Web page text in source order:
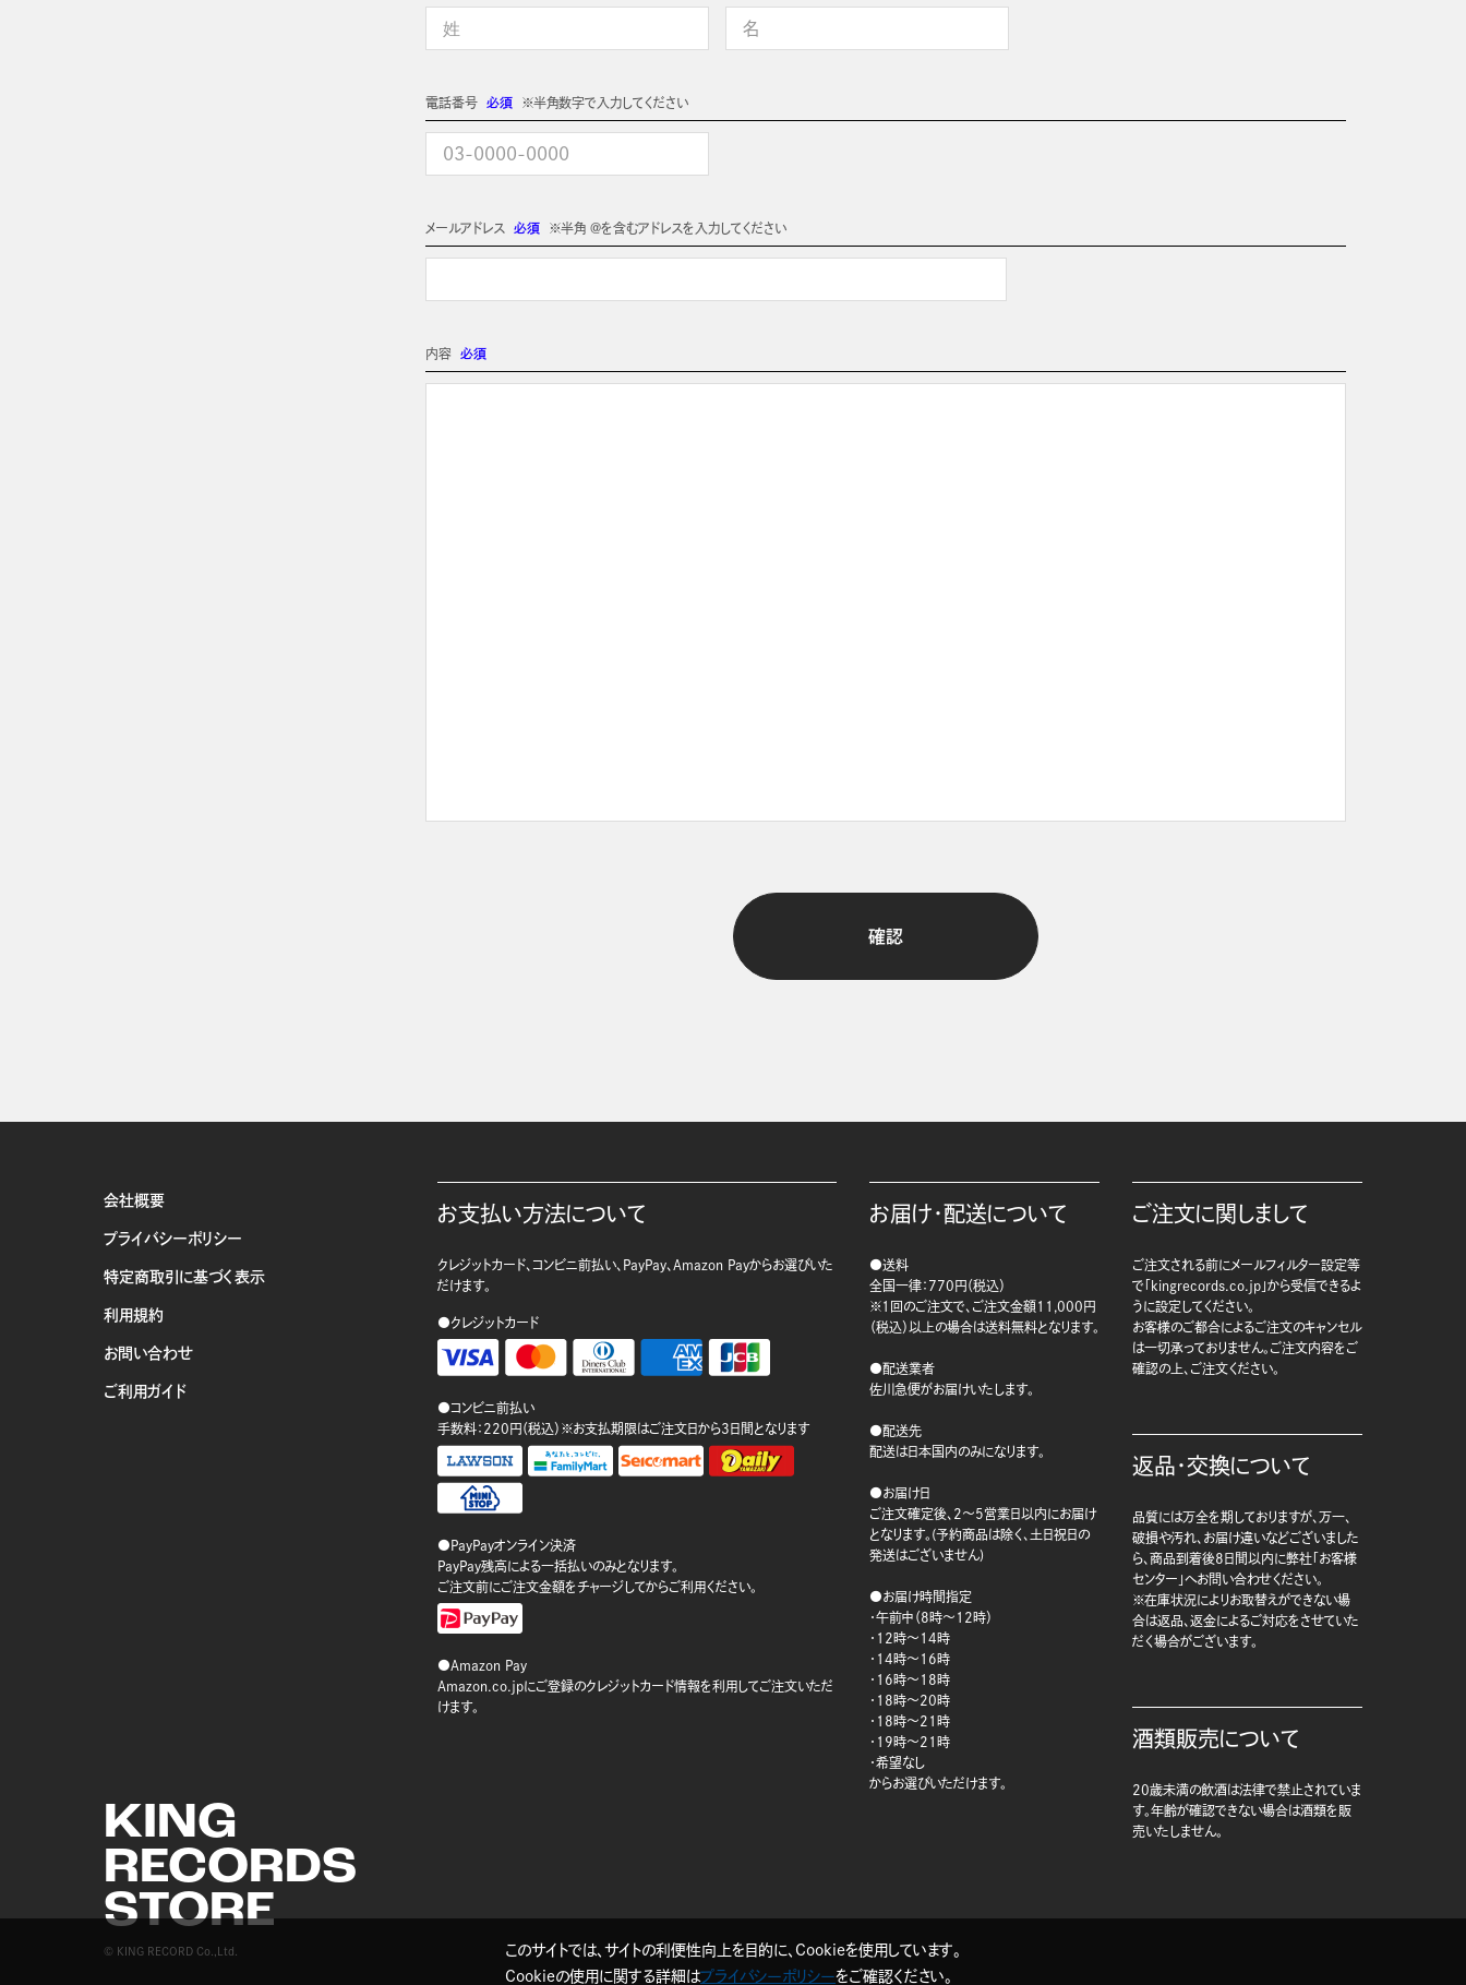
電話番号 必須 ※半角数字で入力してください
メールアドレス 必須 ※半角 @を含むアドレスを入力してください
内容 必須
会社概要
プライバシーポリシー
特定商取引に基づく表示
利用規約
お問い合わせ
ご利用ガイド
KING
RECORDS
STORE
© KING RECORD Co.,Ltd.
お支払い方法について
クレジットカード、コンビニ前払い、PayPay、Amazon Payからお選びいた
だけます。
●クレジットカード
●コンビニ前払い
手数料：220円（税込）※お支払期限はご注文日から3日間となります
●PayPayオンライン決済
PayPay残高による一括払いのみとなります。
ご注文前にご注文金額をチャージしてからご利用ください。
●Amazon Pay
Amazon.co.jpにご登録のクレジットカード情報を利用してご注文いただ
けます。
お届け・配送について
●送料
全国一律：770円（税込）
※1回のご注文で、ご注文金額11,000円
（税込）以上の場合は送料無料となります。
●配送業者
佐川急便がお届けいたします。
●配送先
配送は日本国内のみになります。
●お届け日
ご注文確定後、2～5営業日以内にお届け
となります。(予約商品は除く、土日祝日の
発送はございません)
●お届け時間指定
・午前中（8時～12時）
・12時～14時
・14時～16時
・16時～18時
・18時～20時
・18時～21時
・19時～21時
・希望なし
からお選びいただけます。
ご注文に関しまして
ご注文される前にメールフィルター設定等
で「kingrecords.co.jp」から受信できるよ
うに設定してください。
お客様のご都合によるご注文のキャンセル
は一切承っておりません。ご注文内容をご
確認の上、ご注文ください。
返品・交換について
品質には万全を期しておりますが、万一、
破損や汚れ、お届け違いなどございました
ら、商品到着後8日間以内に弊社「お客様
センター」へお問い合わせください。
※在庫状況によりお取替えができない場
合は返品、返金によるご対応をさせていた
だく場合がございます。
酒類販売について
20歳未満の飲酒は法律で禁止されていま
す。年齢が確認できない場合は酒類を販
売いたしません。
このサイトでは、サイトの利便性向上を目的に、Cookieを使用しています。
Cookieの使用に関する詳細はプライバシーポリシーをご確認ください。